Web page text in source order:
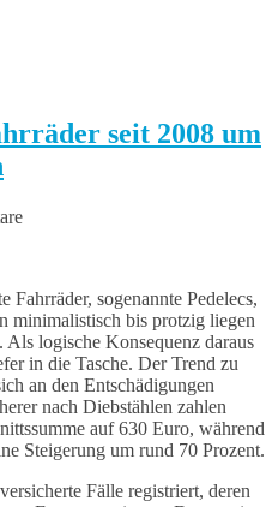
seit 2008 um
sogenannte Pedelecs,
minimalistisch bis protzig liegen
logische Konsequenz daraus
in die Tasche. Der Trend zu
an den Entschädigungen
nach Diebstählen zahlen
auf 630 Euro, während
Steigerung um rund 70 Prozent.
Fälle registriert, deren